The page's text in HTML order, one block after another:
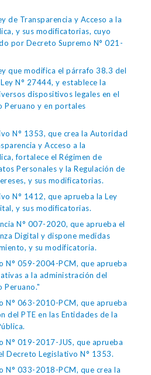
de Transparencia y Acceso a la
y sus modificatorias, cuyo
por Decreto Supremo N° 021-
que modifica el párrafo 38.3 del
N° 27444, y establece la
dispositivos legales en el
Peruano y en portales
N° 1353, que crea la Autoridad
y Acceso a la
fortalece el Régimen de
Personales y la Regulación de
y sus modificatorias.
N° 1412, que aprueba la Ley
y sus modificatorias.
N° 007-2020, que aprueba el
Digital y dispone medidas
y su modificatoria.
N° 059-2004-PCM, que aprueba
a la administración del
Peruano."
N° 063-2010-PCM, que aprueba
del PTE en las Entidades de la
N° 019-2017-JUS, que aprueba
Decreto Legislativo N° 1353.
N° 033-2018-PCM, que crea la